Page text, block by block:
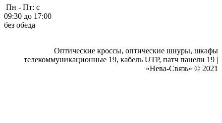
Пн - Пт: с
09:30 до 17:00
без обеда
Оптические кроссы, оптические шнуры, шкафы
телекоммуникационные 19, кабель UTP, патч панели 19 |
«Нева-Связь» © 2021